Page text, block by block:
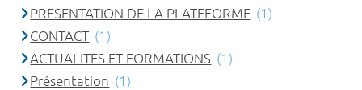
PRESENTATION DE LA PLATEFORME (1)
CONTACT (1)
ACTUALITES ET FORMATIONS (1)
Présentation (1)